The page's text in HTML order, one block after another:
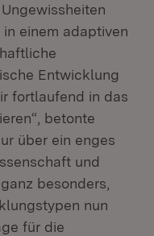
einem adaptiven
Entwicklung
fortlaufend in das
betonte
über ein enges
und
besonders,
nun
für die